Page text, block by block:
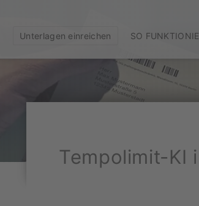
Unterlagen einreichen SO
Tempolimit-KI